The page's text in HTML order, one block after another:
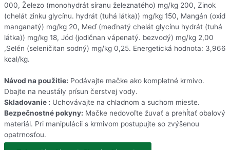
000, Železo (monohydrát síranu železnatého) mg/kg 200, Zinok
(chelát zinku glycínu. hydrát (tuhá látka)) mg/kg 150, Mangán (oxid
manganatý) mg/kg 20, Meď (meďnatý chelát glycínu hydrát (tuhá
látka)) mg/kg 18, Jód (jodičnan vápenatý. bezvodý) mg/kg 2,00
,Selén (seleničitan sodný) mg/kg 0,25. Energetická hodnota: 3,966
kcal/kg.
Návod na použitie: Podávajte mačke ako kompletné krmivo.
Dbajte na neustály prísun čerstvej vody.
Skladovanie : Uchovávajte na chladnom a suchom mieste.
Bezpečnostné pokyny: Mačke nedovoľte žuvať a prehĺtať obalový
materiál. Pri manipulácii s krmivom postupujte so zvýšenou
opatrnosťou.